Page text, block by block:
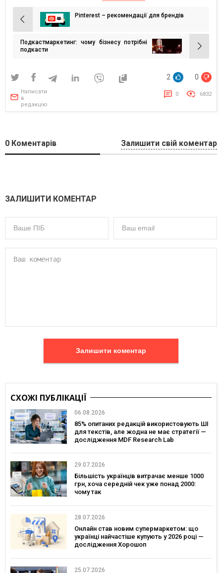
Навігація
записів
Pinterest – рекомендації для брендів
Подкастмаркетинг: чому бізнесу потрібні
подкасти
2 0
Написати
в
редакцію
0 6832
0 Коментарів Залишити свій коментар
ЗАЛИШИТИ КОМЕНТАР
Залишити коментар
СХОЖІ ПУБЛІКАЦІЇ
06.08.2026
85% опитаних редакцій використовують ШІ
для текстів, але жодна не має стратегії —
дослідження MDF Research Lab
29.07.2026
Більшість українців витрачає менше 1000
грн, хоча середній чек уже понад 2000:
чому так
28.07.2026
Онлайн став новим супермаркетом: що
українці найчастіше купують у 2026 році —
дослідження Хорошоп
25.07.2026